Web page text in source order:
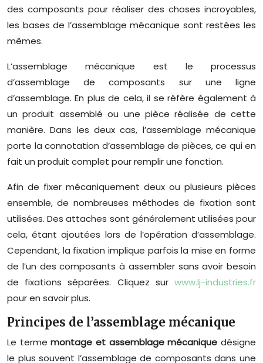
des composants pour réaliser des choses incroyables,
les bases de l’assemblage mécanique sont restées les
mêmes.
L’assemblage mécanique est le processus
d’assemblage de composants sur une ligne
d’assemblage. En plus de cela, il se réfère également à
un produit assemblé ou une pièce réalisée de cette
manière. Dans les deux cas, l’assemblage mécanique
porte la connotation d’assemblage de pièces, ce qui en
fait un produit complet pour remplir une fonction.
Afin de fixer mécaniquement deux ou plusieurs pièces
ensemble, de nombreuses méthodes de fixation sont
utilisées. Des attaches sont généralement utilisées pour
cela, étant ajoutées lors de l’opération d’assemblage.
Cependant, la fixation implique parfois la mise en forme
de l’un des composants à assembler sans avoir besoin
de fixations séparées. Cliquez sur www.lj-industries.fr
pour en savoir plus.
Principes de l’assemblage mécanique
Le termemontage et assemblage mécanique désigne
le plus souvent l’assemblage de composants dans une